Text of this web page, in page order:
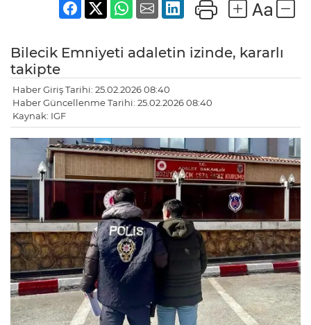
Bilecik Emniyeti adaletin izinde, kararlı
takipte
Haber Giriş Tarihi: 25.02.2026 08:40
Haber Güncellenme Tarihi: 25.02.2026 08:40
Kaynak: IGF